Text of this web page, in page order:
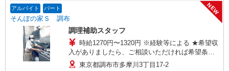
アルバイト パート
そんぽの家Ｓ 調布
NEW
調理補助スタッフ
時給1270円〜1320円 ※経験等による ★希望収
入がありましたら、ご相談いただければ希望条件
に合うかの確認もいたします。 ★時間外手当別途
東京都調布市多摩川3丁目17-2